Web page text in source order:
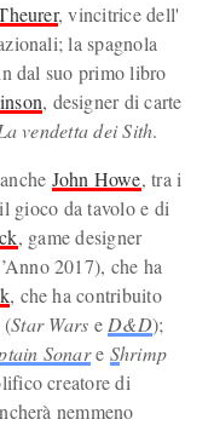
, vincitrice dell'
la spagnola
dal suo primo libro
, designer di carte
vendetta dei Sith.
John Howe, tra i
gioco da tavolo e di
, game designer
2017), che ha
, che ha contribuito
(Star Wars e D&D);
Sonare Shrimp
creatore di
nemmeno